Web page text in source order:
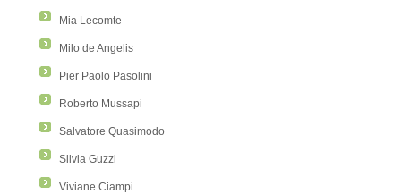
Mia Lecomte
Milo de Angelis
Pier Paolo Pasolini
Roberto Mussapi
Salvatore Quasimodo
Silvia Guzzi
Viviane Ciampi